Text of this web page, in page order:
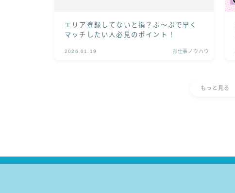
エリア登録してないと損？ふ〜ぷで早く
マッチしたい人必見のポイント！
2026.01.19 お仕事ノウハウ
もっと見る